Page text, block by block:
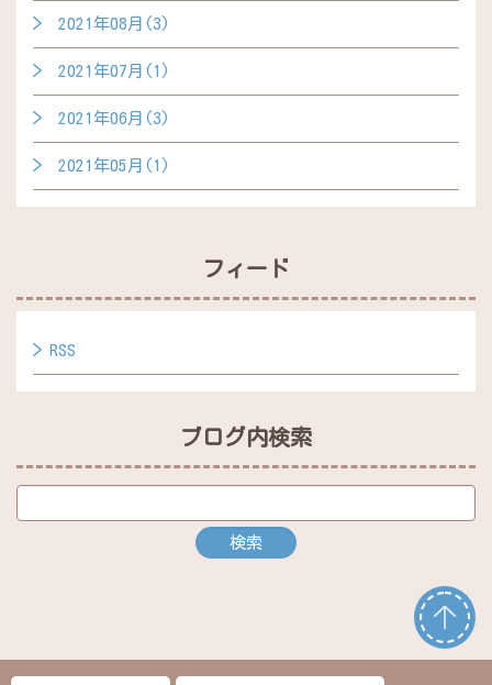
2021年08月(3)
2021年07月(1)
2021年06月(3)
2021年05月(1)
フィード
RSS
ブログ内検索